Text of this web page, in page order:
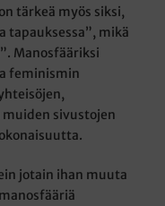
tärkeä myös siksi,
tapauksessa”, mikä
Manosfääriksi
feminismin
sivustojen
jotain ihan muuta